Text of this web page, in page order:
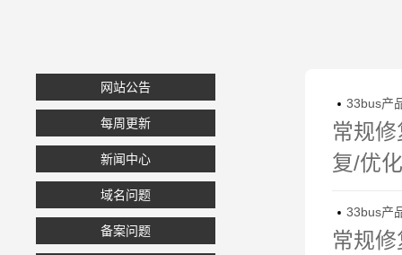
网站公告
每周更新
新闻中心
域名问题
备案问题
 33bus产
常规
复/优
 33bus产
常规